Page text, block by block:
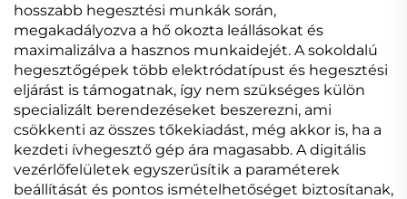
hosszabb hegesztési munkák során,
megakadályozva a hő okozta leállásokat és
maximalizálva a hasznos munkaidejét. A sokoldalú
hegesztőgépek több elektródatípust és hegesztési
eljárást is támogatnak, így nem szükséges külön
specializált berendezéseket beszerezni, ami
csökkenti az összes tőkekiadást, még akkor is, ha a
kezdeti ívhegesztő gép ára magasabb. A digitális
vezérlőfelületek egyszerűsítik a paraméterek
beállítását és pontos ismételhetőséget biztosítanak,